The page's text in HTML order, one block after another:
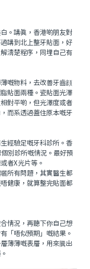
。講真，香港啲朋友對
講到北上整牙貼面，好
清楚程序，同埋自己有
嘅物料，去改善牙齒顔
貼面兩種。瓷貼面光澤
對平啲，但光澤度或者
而系透過蓋住原本嘅牙
經驗足嘅牙科診所。香
別診所嘅情況。最好預
者X光片等。
所有問題，其實醫生都
健康，就算整完貼面都
情況，再聽下你自己想
「唔似預期」嘅結果。
薄薄嘅表層，用來騰出